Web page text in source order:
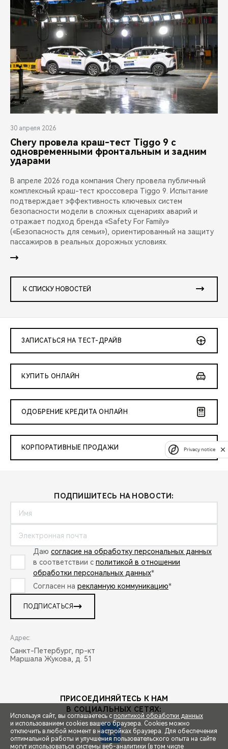
30 апреля 2026
Chery провела краш-тест Tiggo 9 с
одновременными фронтальным и задним
ударами
В апреле 2026 года компания Chery провела публичный
комплексный краш-тест кроссовера Tiggo 9. Испытание
подтверждает эффективность ключевых систем
безопасности модели в сложных сценариях аварий и
отражает подход бренда «Safety For Family»
(«Безопасность для семьи»), ориентированный на защиту
пассажиров в реальных дорожных условиях.
К СПИСКУ НОВОСТЕЙ
ЗАПИСАТЬСЯ НА ТЕСТ-ДРАЙВ
КУПИТЬ ОНЛАЙН
ОДОБРЕНИЕ КРЕДИТА ОНЛАЙН
КОРПОРАТИВНЫЕ ПРОДАЖИ
ПОДПИШИТЕСЬ НА НОВОСТИ:
Даю согласие на обработку персональных данных
в соответствии с политикой в отношении
обработки персональных данных*
Согласен на рекламную коммуникацию*
ПОДПИСАТЬСЯ
Адрес:
Санкт-Петербург, пр-кт
Маршала Жукова, д. 51
ПРИСОЕДИНЯЙТЕСЬ К НАМ
В СОЦИАЛЬНЫХ СЕТЯХ:
Используя сайт, вы соглашаетесь с политикой обработки данных
и использованием cookies вашего браузера. Cookies можно
отключить в любой момент в настройках браузера. Для обеспечения
оптимальной работы и улучшения пользовательского опыта на сайте
могут использоваться системы веб-аналитики (в том числе
Privacy notice